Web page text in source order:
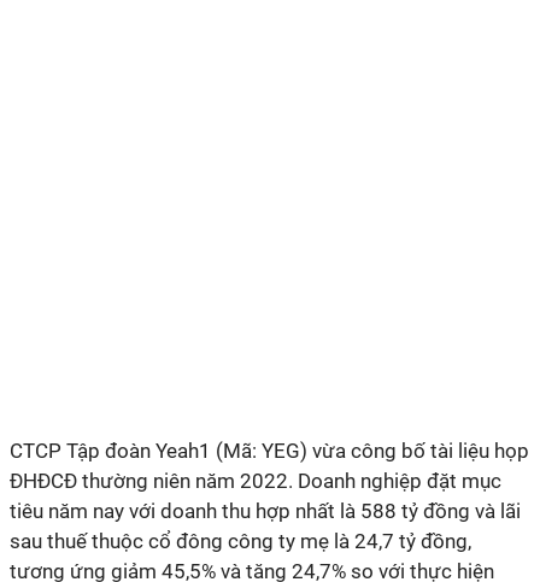
CTCP Tập đoàn Yeah1 (Mã: YEG) vừa công bố tài liệu họp
ĐHĐCĐ thường niên năm 2022. Doanh nghiệp đặt mục
tiêu năm nay với doanh thu hợp nhất là 588 tỷ đồng và lãi
sau thuế thuộc cổ đông công ty mẹ là 24,7 tỷ đồng,
tương ứng giảm 45,5% và tăng 24,7% so với thực hiện